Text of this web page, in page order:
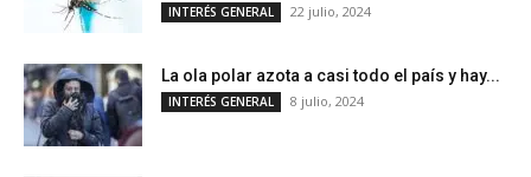
INTERÉS GENERAL 22 julio, 2024
La ola polar azota a casi todo el país y hay...
INTERÉS GENERAL 8 julio, 2024